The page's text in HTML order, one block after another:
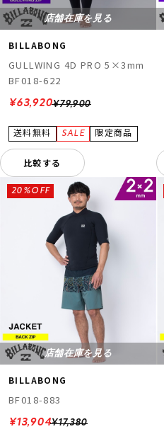
店舗在庫を見る
BILLABONG
GULLWING 4D PRO 5×3mm
BF018-622
¥79,900
¥63,920
比較する
店舗在庫を見る
BILLABONG
BF018-883
¥17,380
20%OFF
¥13,904